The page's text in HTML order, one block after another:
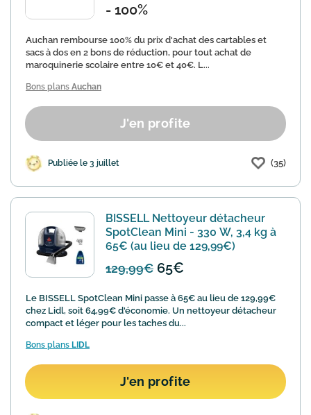
- 100%
Auchan rembourse 100% du prix d'achat des cartables et
sacs à dos en 2 bons de réduction, pour tout achat de
maroquinerie scolaire entre 10€ et 40€. L...
Bons plans Auchan
J'en profite
Publiée le 3 juillet (35)
BISSELL Nettoyeur détacheur
SpotClean Mini - 330 W, 3,4 kg à
65€ (au lieu de 129,99€)
129,99€ 65€
Le BISSELL SpotClean Mini passe à 65€ au lieu de 129,99€
chez Lidl, soit 64,99€ d'économie. Un nettoyeur détacheur
compact et léger pour les taches du...
Bons plans LIDL
J'en profite